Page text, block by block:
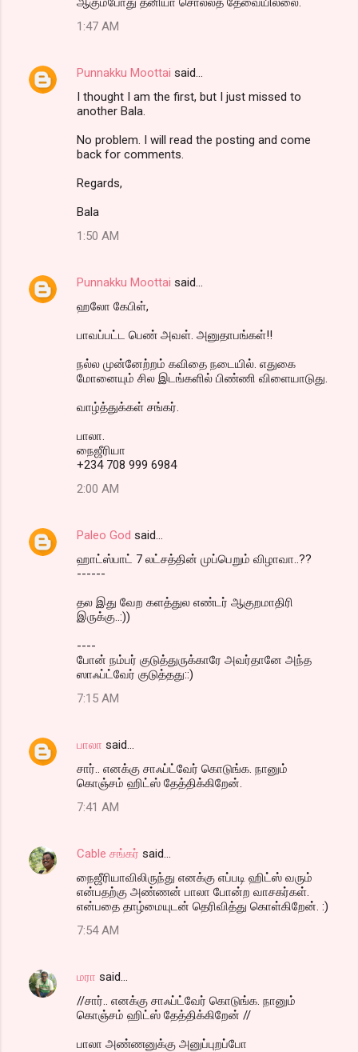
1:47 AM
Punnakku Moottai said…
I thought I am the first, but I just missed to
another Bala.
No problem. I will read the posting and come
back for comments.
Regards,
Bala
1:50 AM
Punnakku Moottai said…
ஹலோ கேபிள்,
பாவப்பட்ட பெண் அவள். அனுதாபங்கள்!!
நல்ல முன்னேற்றம் கவிதை நடையில். எதுகை
மோனையும் சில இடங்களில் பிண்ணி விளையாடுது.
வாழ்த்துக்கள் சங்கர்.
பாலா.
நைஜீரியா
+234 708 999 6984
2:00 AM
Paleo God said…
ஹாட்ஸ்பாட் 7 லட்சத்தின் முப்பெறும் விழாவா..??
------
தல இது வேற களத்துல எண்டர் ஆகுறமாதிரி
இருக்கு..:))
----
போன் நம்பர் குடுத்துருக்காரே அவர்தானே அந்த
ஸாஃப்ட்வேர் குடுத்தது::)
7:15 AM
பாலா said…
சார்.. எனக்கு சாஃப்ட்வேர் கொடுங்க. நானும்
கொஞ்சம் ஹிட்ஸ் தேத்திக்கிறேன்.
7:41 AM
Cable சங்கர் said…
நைஜீரியாவிலிருந்து எனக்கு எப்படி ஹிட்ஸ் வரும்
என்பதற்கு அண்ணன் பாலா போன்ற வாசகர்கள்.
என்பதை தாழ்மையுடன் தெரிவித்து கொள்கிறேன். :)
7:54 AM
மரா said…
//சார்.. எனக்கு சாஃப்ட்வேர் கொடுங்க. நானும்
கொஞ்சம் ஹிட்ஸ் தேத்திக்கிறேன் //
பாலா அண்ணனுக்கு அனுப்புறப்போ